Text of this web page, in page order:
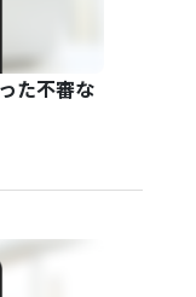
た不審な